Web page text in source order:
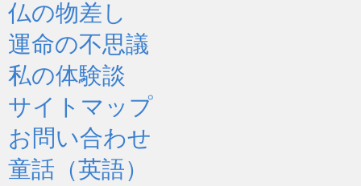
仏の物差し
運命の不思議
私の体験談
サイトマップ
お問い合わせ
童話（英語）